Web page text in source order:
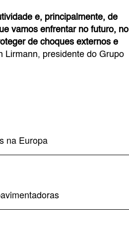
e, principalmente, de
vamos enfrentar no futuro, no
de choques externos e
Lirmann, presidente do Grupo
na Europa